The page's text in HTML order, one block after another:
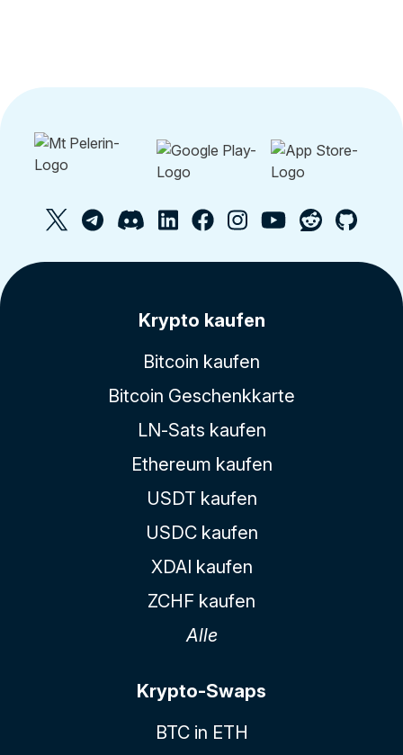
Krypto kaufen
Bitcoin kaufen
Bitcoin Geschenkkarte
LN-Sats kaufen
Ethereum kaufen
USDT kaufen
USDC kaufen
XDAI kaufen
ZCHF kaufen
Alle
Krypto-Swaps
BTC in ETH